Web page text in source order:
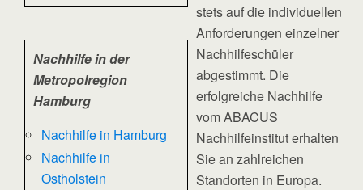
Nachhilfe in der
Metropolregion
Hamburg
Nachhilfe in Hamburg
Nachhilfe in
Ostholstein
stets auf die individuellen
Anforderungen einzelner
Nachhilfeschüler
abgestimmt. Die
erfolgreiche Nachhilfe
vom ABACUS
Nachhilfeinstitut erhalten
Sie an zahlreichen
Standorten in Europa.